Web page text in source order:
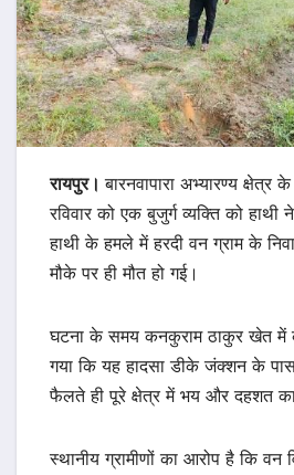
रायपुर।बारनवापारा अभ्यारण्य क्षेत्र
रविवार को एक बुजुर्ग व्यक्ति को
हाथी के हमले में हरदी वन ग्राम के
मौके पर ही मौत हो गई।
घटना के समय कनकुराम ठाकुर खेत में
गया कि यह हादसा डीके जंक्शन के
फैलते ही पूरे क्षेत्र में भय और दहशत का
स्थानीय ग्रामीणों का आरोप है कि वन